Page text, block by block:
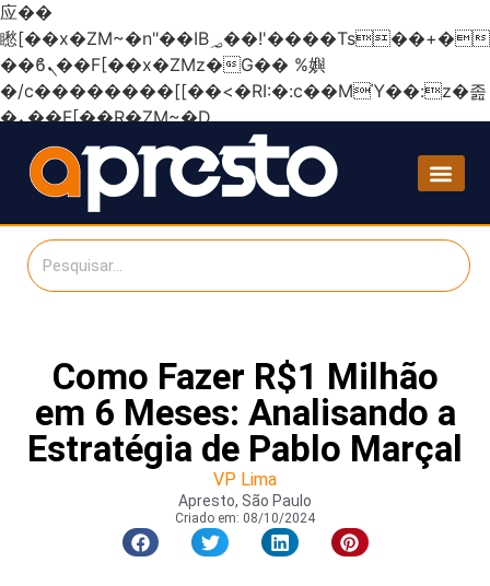
应��
矁[��x�ZM~�n"��IB؃��!'����Тѕ��+��(m��IK�ʭ�/|
��ϐܢ��F[��x�ZMz�G�� %嬩
�/c��������[[��<�RI:�:c��MΎ��:z�졾
�ܢ��F[��R�ZM~�D
Como Fazer R$1 Milhão
em 6 Meses: Analisando a
Estratégia de Pablo Marçal
VP Lima
Apresto, São Paulo
Criado em: 08/10/2024